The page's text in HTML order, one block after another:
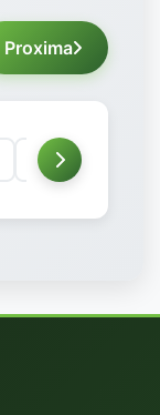
Proxima
5 6